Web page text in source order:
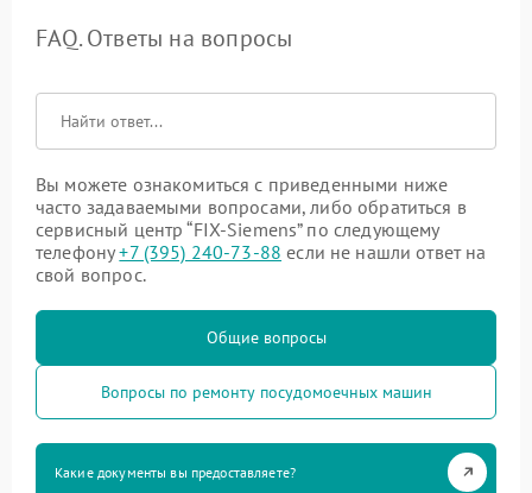
FAQ. Ответы на вопросы
Вы можете ознакомиться с приведенными ниже
часто задаваемыми вопросами, либо обратиться в
сервисный центр “FIX-Siemens” по следующему
телефону+7 (395) 240-73-88 если не нашли ответ на
свой вопрос.
Общие вопросы
Вопросы по ремонту посудомоечных машин
Какие документы вы предоставляете?